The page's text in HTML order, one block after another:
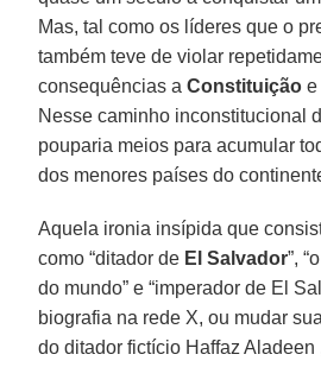
Mas, tal como os líderes que o
também teve de violar
consequências aConstituição e
Nesse caminho inconstitucional
pouparia meios para acumular
dos menores países do
Aquela ironia insípida que
como “ditador de El Salvador”,
do mundo” e “imperador de El
biografia na rede X, ou mudar
do ditador fictício Haffaz Aladeen